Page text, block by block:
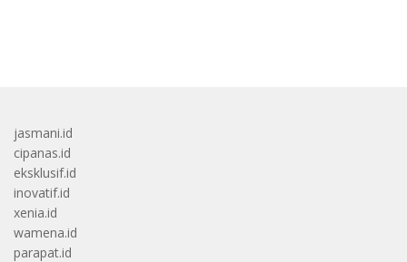
jasmani.id
cipanas.id
eksklusif.id
inovatif.id
xenia.id
wamena.id
parapat.id